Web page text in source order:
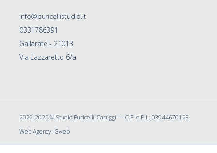
info@puricellistudio.it
0331786391
Gallarate - 21013
Via Lazzaretto 6/a
2022-2026 © Studio Puricelli-Caruggi — C.F. e P.I.: 03944670128
Web Agency: Gweb